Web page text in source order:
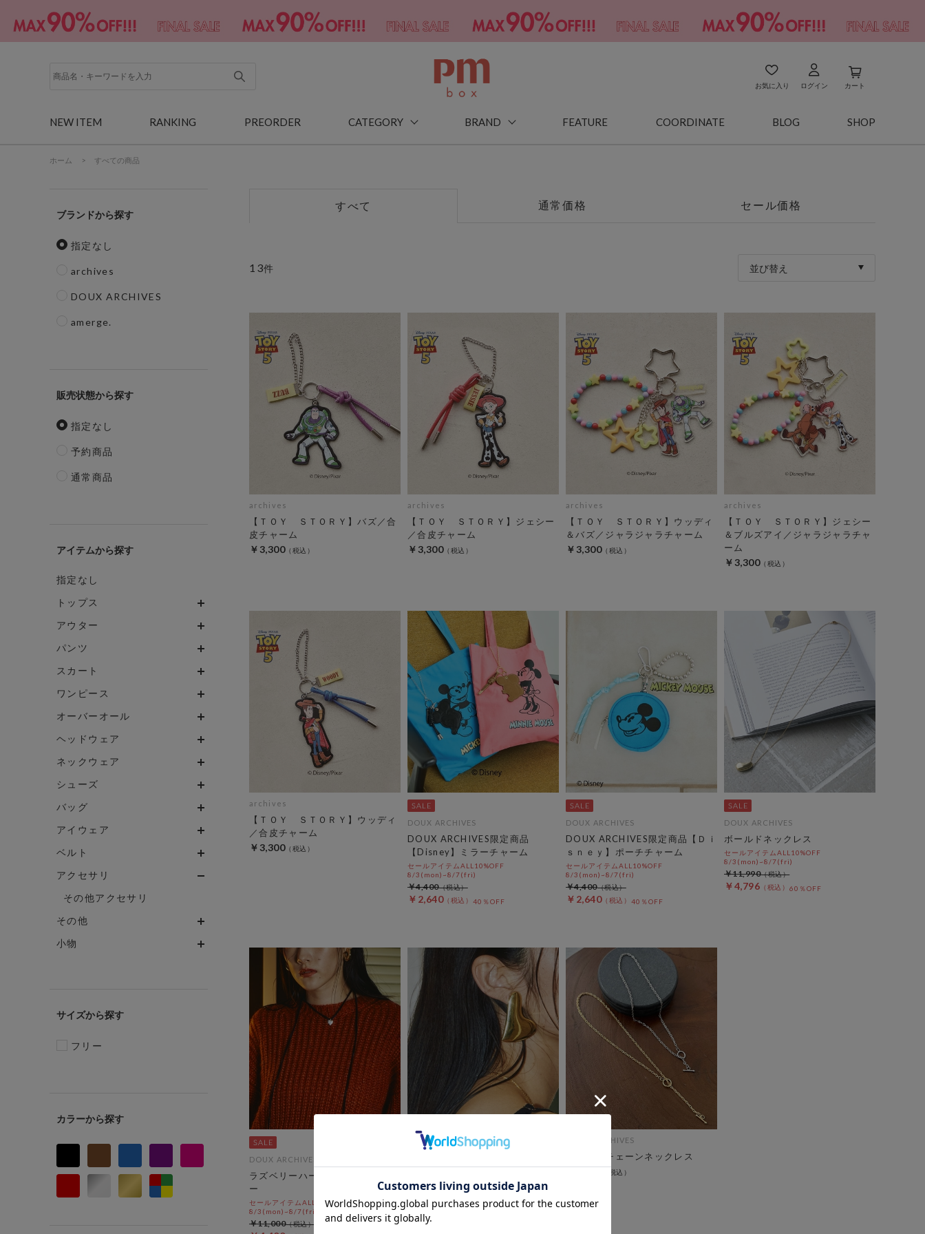
お気に入り ログイン カート
NEW ITEM RANKING PREORDER CATEGORY BRAND FEATURE COORDINATE BLOG SHOP
ホーム > すべての商品
ブランド
指定なし
archives
DOUX ARCHIVES
amerge.
販売状態
指定なし
予約商品
通常商品
アイテム
指定なし
トップス
アウター
パンツ
スカート
ワンピース
オーバーオール
ヘッドウェア
ネックウェア
シューズ
バッグ
アイウェア
ベルト
アクセサリ
その他アクセサリ
その他
小物
サイズ
フリー
カラー
すべて 通常価格 セール価格
13件 並び替え
archives
【ＴＯＹ ＳＴＯＲＹ】バズ／合
皮チャーム
￥3,300
archives
【ＴＯＹ ＳＴＯＲＹ】ジェシー
／合皮チャーム
￥3,300
archives
【ＴＯＹ ＳＴＯＲＹ】ウッディ
＆バズ／ジャラジャラチャーム
￥3,300
archives
【ＴＯＹ ＳＴＯＲＹ】ジェシー
＆ブルズアイ／ジャラジャラチャ
ーム
￥3,300
archives
【ＴＯＹ ＳＴＯＲＹ】ウッディ
／合皮チャーム
￥3,300
DOUX ARCHIVES
DOUX ARCHIVES限定商品
【Disney】ミラーチャーム
セールアイテムALL10%OFF
8/3(mon)~8/7(fri)
￥2,640 40％OFF
￥4,400
DOUX ARCHIVES
DOUX ARCHIVES限定商品【Ｄｉ
ｓｎｅｙ】ポーチチャーム
セールアイテムALL10%OFF
8/3(mon)~8/7(fri)
￥2,640 40％OFF
￥4,400
DOUX ARCHIVES
ボールドネックレス
セールアイテムALL10%OFF
8/3(mon)~8/7(fri)
￥4,796 60％OFF
￥11,990
DOUX ARCHIVES
ラズベリーハートコードチョーカ
ー
セールアイテムALL10%OFF
8/3(mon)~8/7(fri)
￥11,000
ｌａｔｅ イヤリング
セールアイテムALL10%OFF
8/3(mon)~8/7(fri)
￥9,900
DOUX ARCHIVES
２ｗａｙチェーンネックレス
￥3,300